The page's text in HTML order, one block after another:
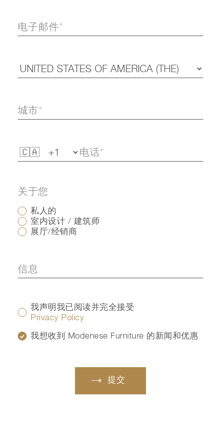
关于您
私人的
室内设计 / 建筑师
展厅/经销商
我声明我已阅读并完全接受
Privacy Policy
我想收到 Modenese Furniture 的新闻和优惠
提交